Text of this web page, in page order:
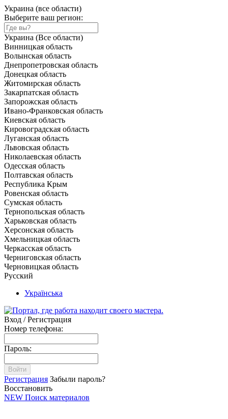
Украина (все области)
Выберите ваш регион:
Украина (Все области)
Винницкая область
Волынская область
Днепропетровская область
Донецкая область
Житомирская область
Закарпатская область
Запорожская область
Ивано-Франковская область
Киевская область
Кировоградская область
Луганская область
Львовская область
Николаевская область
Одесская область
Полтавская область
Республика Крым
Ровенская область
Сумская область
Тернопольская область
Харьковская область
Херсонская область
Хмельницкая область
Черкасская область
Черниговская область
Черновицкая область
Русский
Українська
Вход / Регистрация
Номер телефона:
Пароль:
Войти
Регистрация Забыли пароль?
Восстановить
NEW Поиск материалов